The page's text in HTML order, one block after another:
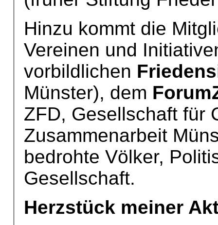
Hinzu kommt die
Vereinen und
vorbildlichen
Münster), dem
ZFD, Gesellschaft für
Zusammenarbeit
bedrohte Völker,
Gesellschaft.
Herzstück meiner